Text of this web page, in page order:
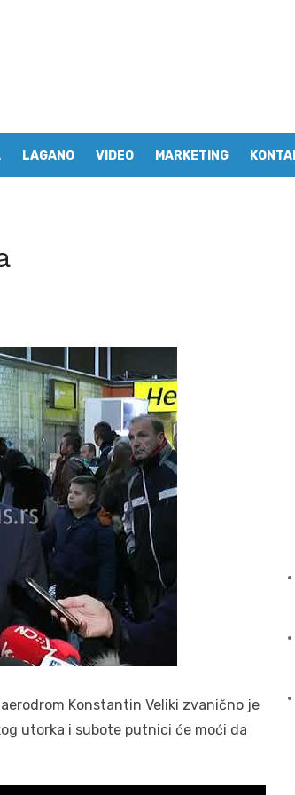
LAGANO VIDEO MARKETING
Konstantin Veliki zvanično je
utorka i subote putnici će moći da